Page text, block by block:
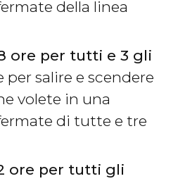
della linea
ore per tutti e 3 gli
per salire e scendere
volete in una
di tutte e tre
ore per tutti gli